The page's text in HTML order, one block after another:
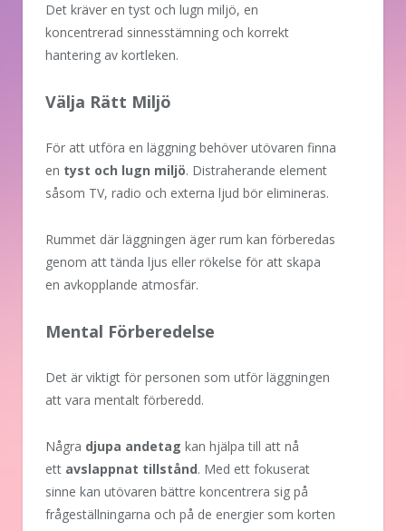
Det kräver en tyst och lugn miljö, en
koncentrerad sinnesstämning och korrekt
hantering av kortleken.
Välja Rätt Miljö
För att utföra en läggning behöver utövaren finna
en tyst och lugn miljö. Distraherande element
såsom TV, radio och externa ljud bör elimineras.
Rummet där läggningen äger rum kan förberedas
genom att tända ljus eller rökelse för att skapa
en avkopplande atmosfär.
Mental Förberedelse
Det är viktigt för personen som utför läggningen
att vara mentalt förberedd.
Några djupa andetag kan hjälpa till att nå
ett avslappnat tillstånd. Med ett fokuserat
sinne kan utövaren bättre koncentrera sig på
frågeställningarna och på de energier som korten